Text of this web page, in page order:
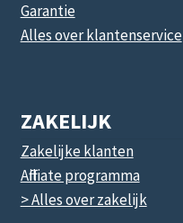
Garantie
Alles over klantenservice
ZAKELIJK
Zakelijke klanten
Affiliate programma
> Alles over zakelijk